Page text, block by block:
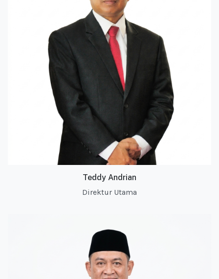
Teddy Andrian
Direktur Utama